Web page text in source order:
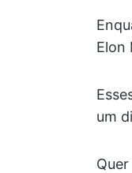
Elon
um